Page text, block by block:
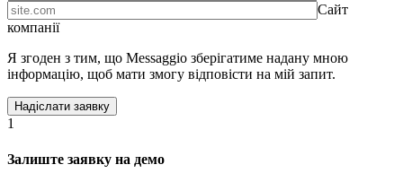
Сайт
компанії
Я згоден з тим, що Messaggio зберігатиме надану мною
інформацію, щоб мати змогу відповісти на мій запит.
1
Залиште заявку на демо